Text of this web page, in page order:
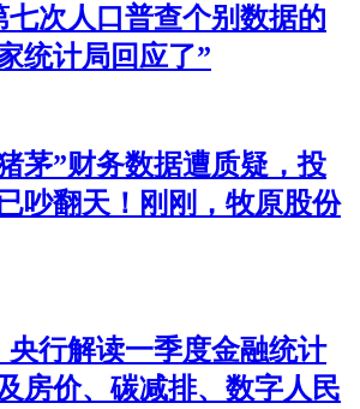
七次人口普查个别数据的
统计局回应了”
茅”财务数据遭质疑，投
吵翻天！刚刚，牧原股份
央行解读一季度金融统计
房价、碳减排、数字人民